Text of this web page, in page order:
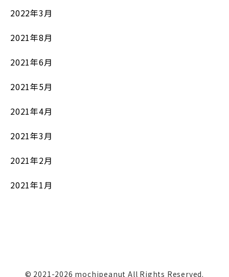
2022年3月
2021年8月
2021年6月
2021年5月
2021年4月
2021年3月
2021年2月
2021年1月
© 2021-2026 mochipeanut All Rights Reserved.